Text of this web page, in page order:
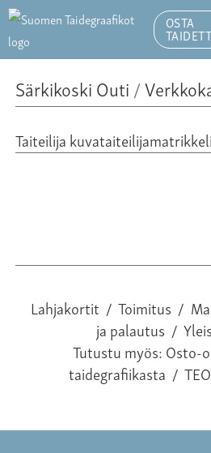
OSTA
Särkikoski Outi/
Taiteilija
Lahjakortit / Toimitus /
ja palautus /
Tutustu myös:Osto-
taidegrafiikasta /